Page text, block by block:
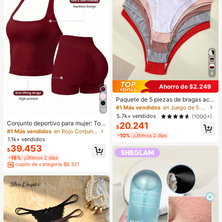
12
Conjunto deportivo para mujer: Top
sin mangas + Shorts, versátil para u
so diario, ajuste ceñido, diseño leva
ntador, ligero & transpirable, athleis
ure, apto para yoga
#1 Más vendidos
en Rojo Conjuntos deportivos para mujer
1.1k+ vendidos
$39.453
-16% ¡Últimos 2 días
cupón de categoría $6.321
8
Ahorro de $2.249
Paquete de 5 piezas de bragas aca
naladas para mujer, de alta elasticid
ad, unicolor con diseño de letras, ci
ntura baja, para uso diario
#1 Más vendidos
en Juego de 5 piezas Calzoncillos de mujer
5.7k+ vendidos
(1000+)
$20.241
-10% ¡Últimos 2 días